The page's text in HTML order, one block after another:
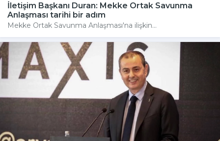
İletişim Başkanı Duran: Mekke Ortak Savunma
Anlaşması tarihi bir adım
Mekke Ortak Savunma Anlaşması'na ilişkin...